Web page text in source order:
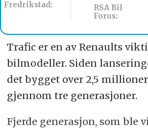
RSA Bil
Trafic er en av Renaults
bilmodeller. Siden
det bygget over 2,5
gjennom tre generasjoner.
Fjerde generasjon, som ble